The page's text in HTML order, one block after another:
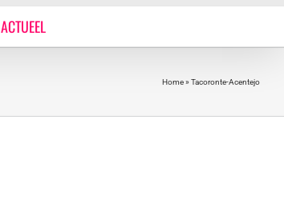
ACTUEEL
Home» Tacoronte-Acentejo